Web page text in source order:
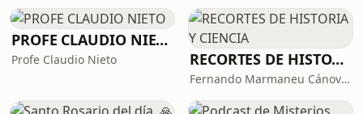
PROFE CLAUDIO NIETO
Profe Claudio Nieto RECORTES DE HISTORIA Y CIENCIA
Fernando Marmaneu Cánovas